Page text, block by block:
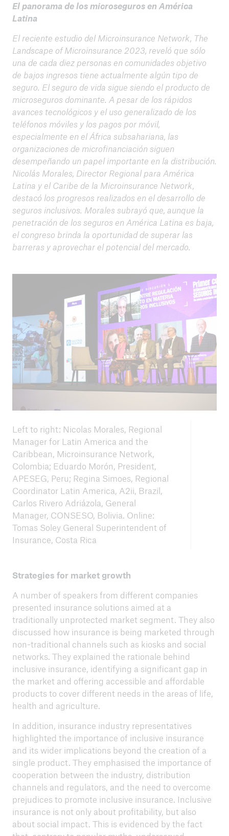
El panorama de los microseguros en América
Latina
El reciente estudio del Microinsurance Network, The
Landscape of Microinsurance 2023, reveló que sólo
una de cada diez personas en comunidades objetivo
de bajos ingresos tiene actualmente algún tipo de
seguro. El seguro de vida sigue siendo el producto de
microseguros dominante. A pesar de los rápidos
avances tecnológicos y el uso generalizado de los
teléfonos móviles y los pagos por móvil,
especialmente en el África subsahariana, las
organizaciones de microfinanciación siguen
desempeñando un papel importante en la distribución.
Nicolás Morales, Director Regional para América
Latina y el Caribe de la Microinsurance Network,
destacó los progresos realizados en el desarrollo de
seguros inclusivos. Morales subrayó que, aunque la
penetración de los seguros en América Latina es baja,
el congreso brinda la oportunidad de superar las
barreras y aprovechar el potencial del mercado.
Left to right: Nicolas Morales, Regional
Manager for Latin America and the
Caribbean, Microinsurance Network,
Colombia; Eduardo Morón, President,
APESEG, Peru; Regina Simoes, Regional
Coordinator Latin America, A2ii, Brazil,
Carlos Rivero Adriázola, General
Manager, CONSESO, Bolivia. Online:
Tomas Soley General Superintendent of
Insurance, Costa Rica
Strategies for market growth
A number of speakers from different companies
presented insurance solutions aimed at a
traditionally unprotected market segment. They also
discussed how insurance is being marketed through
non-traditional channels such as kiosks and social
networks. They explained the rationale behind
inclusive insurance, identifying a significant gap in
the market and offering accessible and affordable
products to cover different needs in the areas of life,
health and agriculture.
In addition, insurance industry representatives
highlighted the importance of inclusive insurance
and its wider implications beyond the creation of a
single product. They emphasised the importance of
cooperation between the industry, distribution
channels and regulators, and the need to overcome
prejudices to promote inclusive insurance. Inclusive
insurance is not only about profitability, but also
about social impact. This is evidenced by the fact